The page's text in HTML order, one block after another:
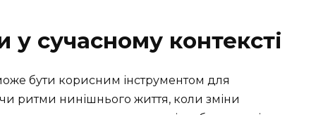
у сучасному контексті
бути корисним інструментом для
ритми нинішнього життя, коли зміни